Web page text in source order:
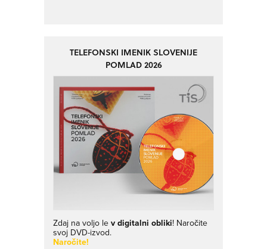
TELEFONSKI IMENIK SLOVENIJE
POMLAD 2026
Zdaj na voljo lev digitalni obliki! Naročite
svoj DVD-izvod.
Naročite!